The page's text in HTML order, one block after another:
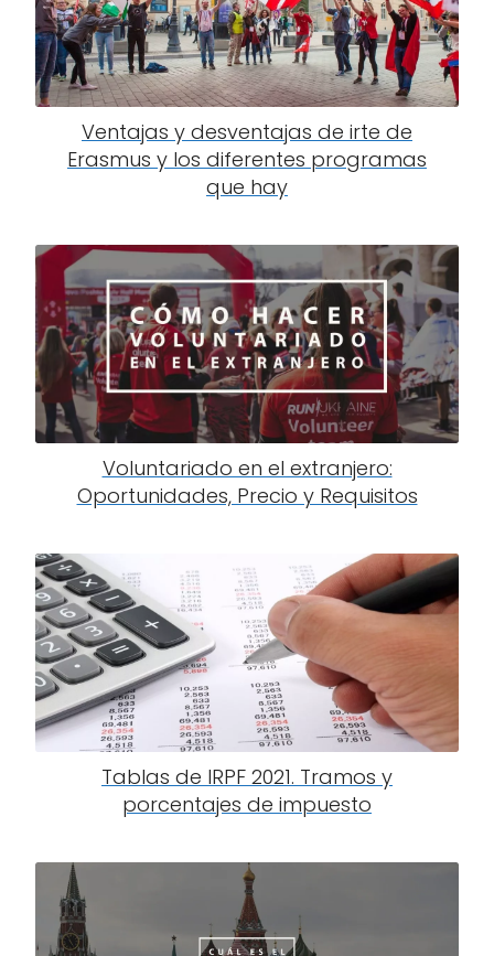
Ventajas y desventajas de irte de
Erasmus y los diferentes programas
que hay
Voluntariado en el extranjero:
Oportunidades, Precio y Requisitos
Tablas de IRPF 2021. Tramos y
porcentajes de impuesto